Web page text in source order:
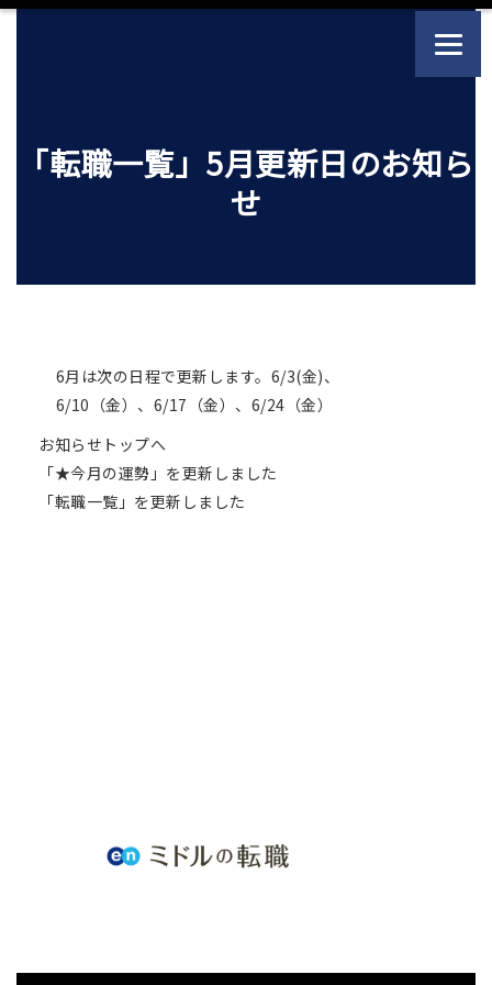
「転職一覧」5月更新日のお知ら
せ
6月は次の日程で更新します。6/3(金)、
6/10（金）、6/17（金）、6/24（金）
お知らせトップへ
「★今月の運勢」を更新しました
「転職一覧」を更新しました